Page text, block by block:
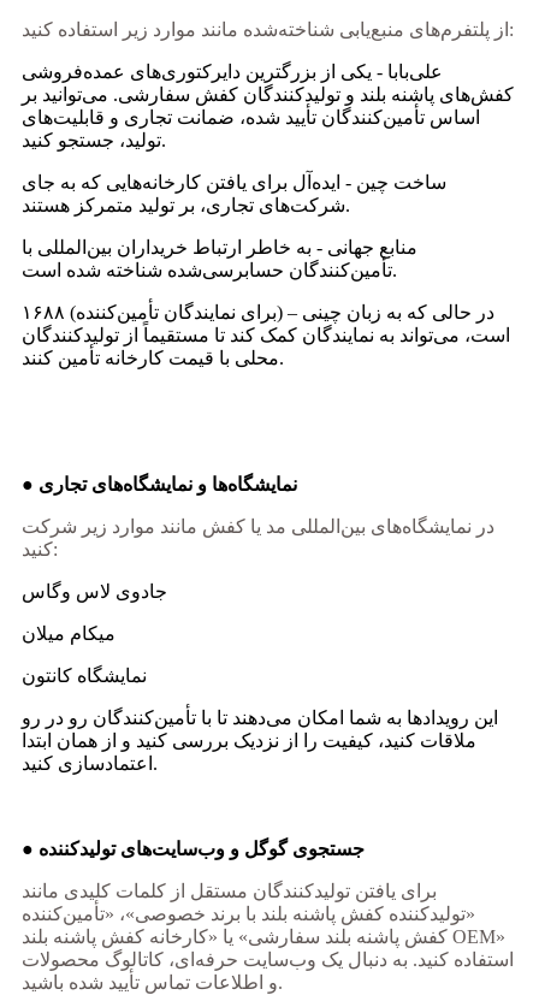
از پلتفرم‌های منبع‌یابی شناخته‌شده مانند موارد زیر استفاده کنید:
علی‌بابا - یکی از بزرگترین دایرکتوری‌های عمده‌فروشی
کفش‌های پاشنه بلند و تولیدکنندگان کفش سفارشی. می‌توانید بر
اساس تأمین‌کنندگان تأیید شده، ضمانت تجاری و قابلیت‌های
تولید، جستجو کنید.
ساخت چین - ایده‌آل برای یافتن کارخانه‌هایی که به جای
شرکت‌های تجاری، بر تولید متمرکز هستند.
منابع جهانی - به خاطر ارتباط خریداران بین‌المللی با
تأمین‌کنندگان حسابرسی‌شده شناخته شده است.
۱۶۸۸ (برای نمایندگان تأمین‌کننده) – در حالی که به زبان چینی
است، می‌تواند به نمایندگان کمک کند تا مستقیماً از تولیدکنندگان
محلی با قیمت کارخانه تأمین کنند.
● نمایشگاه‌ها و نمایشگاه‌های تجاری
در نمایشگاه‌های بین‌المللی مد یا کفش مانند موارد زیر شرکت
کنید:
جادوی لاس وگاس
میکام میلان
نمایشگاه کانتون
این رویدادها به شما امکان می‌دهند تا با تأمین‌کنندگان رو در رو
ملاقات کنید، کیفیت را از نزدیک بررسی کنید و از همان ابتدا
اعتمادسازی کنید.
● جستجوی گوگل و وب‌سایت‌های تولیدکننده
برای یافتن تولیدکنندگان مستقل از کلمات کلیدی مانند
«تولیدکننده کفش پاشنه بلند با برند خصوصی»، «تأمین‌کننده
کفش پاشنه بلند سفارشی» یا «کارخانه کفش پاشنه بلند OEM»
استفاده کنید. به دنبال یک وب‌سایت حرفه‌ای، کاتالوگ محصولات
و اطلاعات تماس تأیید شده باشید.